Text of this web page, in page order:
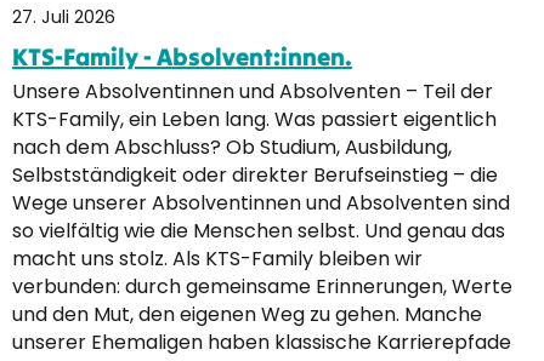
27. Juli 2026
KTS-Family - Absolvent:innen.
Unsere Absolventinnen und Absolventen – Teil der
KTS-Family, ein Leben lang. Was passiert eigentlich
nach dem Abschluss? Ob Studium, Ausbildung,
Selbstständigkeit oder direkter Berufseinstieg – die
Wege unserer Absolventinnen und Absolventen sind
so vielfältig wie die Menschen selbst. Und genau das
macht uns stolz. Als KTS-Family bleiben wir
verbunden: durch gemeinsame Erinnerungen, Werte
und den Mut, den eigenen Weg zu gehen. Manche
unserer Ehemaligen haben klassische Karrierepfade